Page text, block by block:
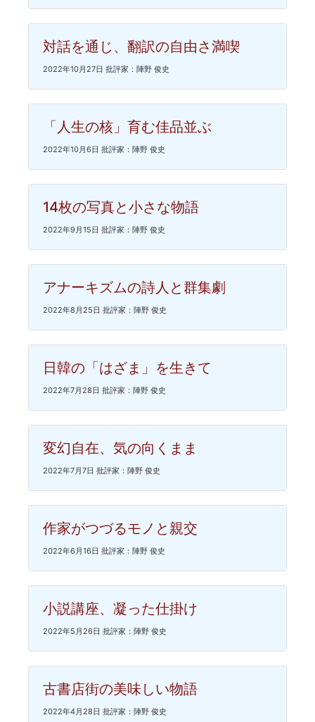
対話を通じ、翻訳の自由さ満喫
2022年10月27日 批評家：陣野 俊史
「人生の核」育む佳品並ぶ
2022年10月6日 批評家：陣野 俊史
14枚の写真と小さな物語
2022年9月15日 批評家：陣野 俊史
アナーキズムの詩人と群集劇
2022年8月25日 批評家：陣野 俊史
日韓の「はざま」を生きて
2022年7月28日 批評家：陣野 俊史
変幻自在、気の向くまま
2022年7月7日 批評家：陣野 俊史
作家がつづるモノと親交
2022年6月16日 批評家：陣野 俊史
小説講座、凝った仕掛け
2022年5月26日 批評家：陣野 俊史
古書店街の美味しい物語
2022年4月28日 批評家：陣野 俊史